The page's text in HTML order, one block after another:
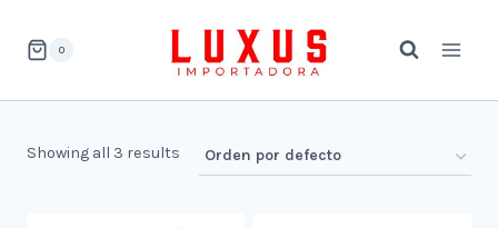
0
Showing all 3 results